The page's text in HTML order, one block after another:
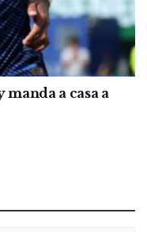
a casa a